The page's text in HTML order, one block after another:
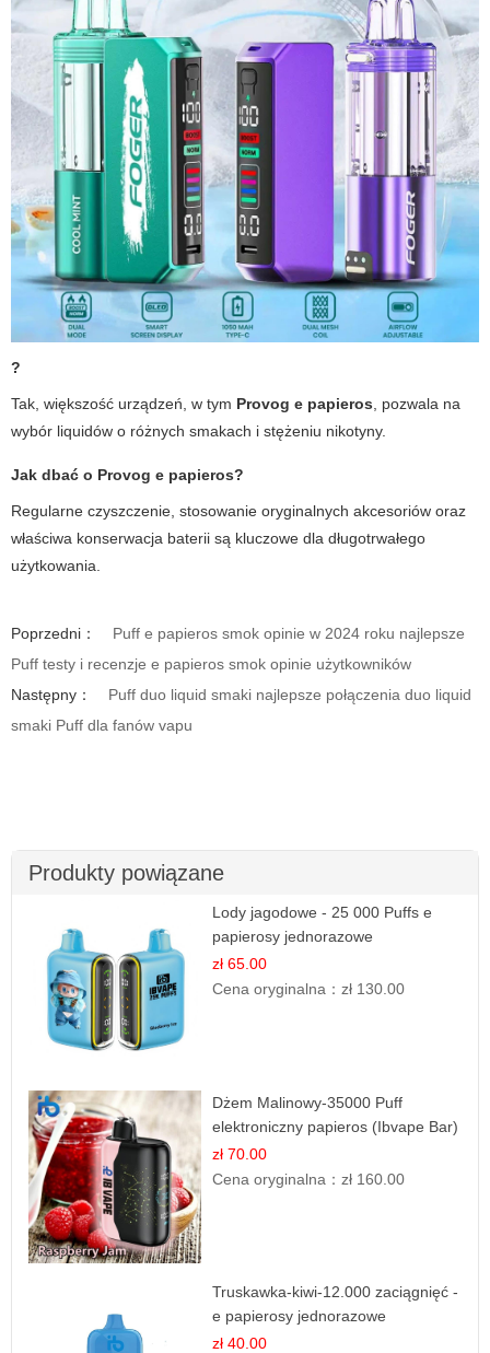
?
Tak, większość urządzeń, w tym Provog e papieros , pozwala na
wybór liquidów o różnych smakach i stężeniu nikotyny.
Jak dbać o Provog e papieros?
Regularne czyszczenie, stosowanie oryginalnych akcesoriów oraz
właściwa konserwacja baterii są kluczowe dla długotrwałego
użytkowania.
Poprzedni：
Puff e papieros smok opinie w 2024 roku najlepsze
Puff testy i recenzje e papieros smok opinie użytkowników
Następny：
Puff duo liquid smaki najlepsze połączenia duo liquid
smaki Puff dla fanów vapu
Produkty powiązane
Lody jagodowe - 25 000 Puffs e
papierosy jednorazowe
zł 65.00
Cena oryginalna：zł 130.00
Dżem Malinowy-35000 Puff
elektroniczny papieros (Ibvape Bar)
zł 70.00
Cena oryginalna：zł 160.00
Truskawka-kiwi-12.000 zaciągnięć -
e papierosy jednorazowe
zł 40.00